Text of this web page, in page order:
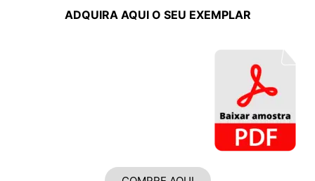
ADQUIRA AQUI O SEU EXEMPLAR